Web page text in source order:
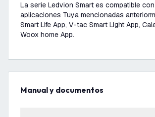
La serie Ledvion Smart es compatible
aplicaciones Tuya mencionadas
Smart Life App, V-tac Smart Light App,
Woox home App.
Manual y documentos